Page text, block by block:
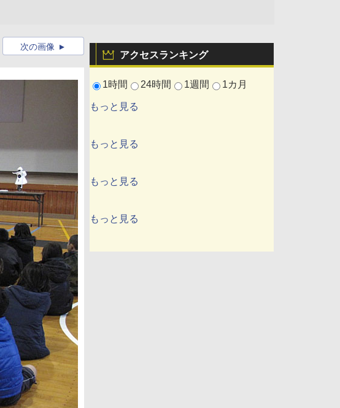
アクセスランキング
1時間 24時間 1週間 1カ月
もっと見る
もっと見る
もっと見る
もっと見る
次の画像